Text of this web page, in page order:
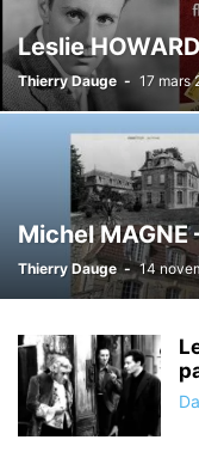
Leslie
Thierry Dauge - 17 mars
Michel MAGNE
Thierry Dauge - 14